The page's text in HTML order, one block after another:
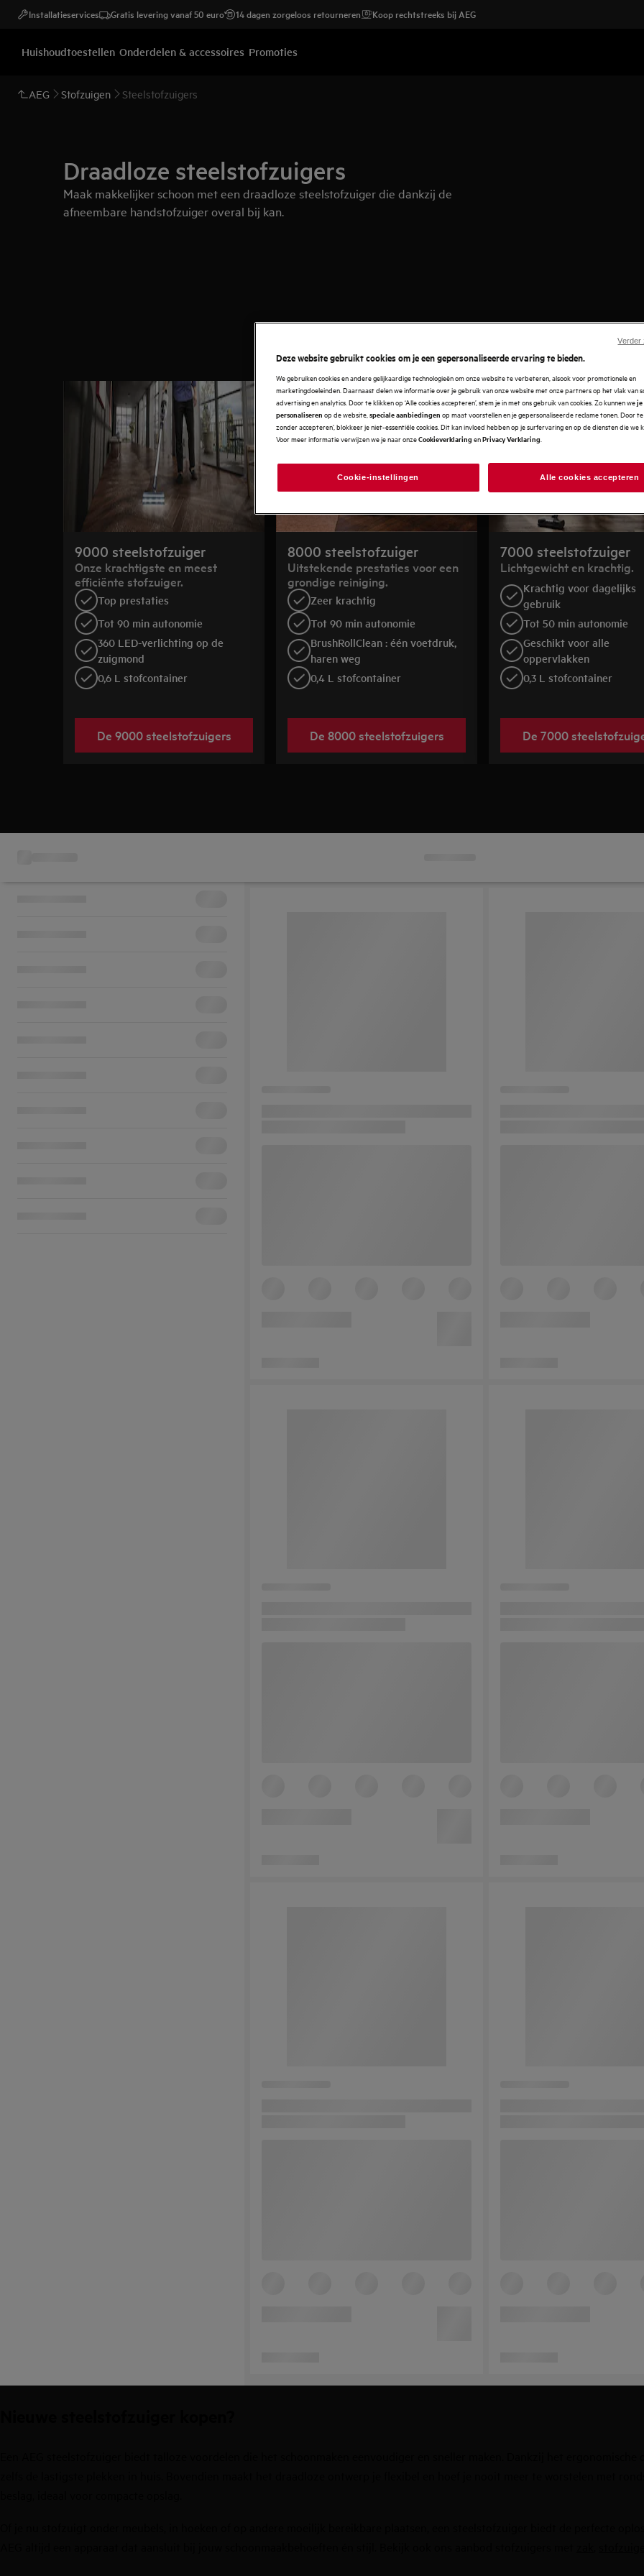
Installatieservices Gratis levering vanaf 50 euro 14 dagen zorgeloos retourneren Koop rechtstreeks bij AEG
Huishoudtoestellen Onderdelen & accessoires Promoties
AEG Stofzuigen Steelstofzuigers
Draadloze steelstofzuigers
Maak makkelijker schoon met een draadloze steelstofzuiger die dankzij de
afneembare handstofzuiger overal bij kan.
9000 steelstofzuiger
Onze krachtigste en meest
efficiënte stofzuiger.
Top prestaties
Tot 90 min autonomie
360 LED-verlichting op de
zuigmond
0,6 L stofcontainer
De 9000 steelstofzuigers
8000 steelstofzuiger
Uitstekende prestaties voor een
grondige reiniging.
Zeer krachtig
Tot 90 min autonomie
BrushRollClean : één voetdruk,
haren weg
0,4 L stofcontainer
De 8000 steelstofzuigers
7000 steelstofzuiger
Lichtgewicht en krachtig.
Krachtig voor dagelijks
gebruik
Tot 50 min autonomie
Geschikt voor alle
oppervlakken
0,3 L stofcontainer
De 7000
Deze website gebruikt cookies om je een gepersonaliseerde ervaring te bieden.
We gebruiken cookies en andere gelijkaardige technologieën om onze website te verbeteren, alsook voor promotionele en
marketingdoeleinden. Daarnaast delen we informatie over je gebruik van onze website met onze partners op het vlak van
advertising en analytics. Door te klikken op ‘Alle cookies accepteren’, stem je in met ons gebruik van cookies. Zo kunnen we
personaliseren op de website, speciale aanbiedingen op maat voorstellen en je gepersonaliseerde reclame tonen. Door
zonder accepteren’, blokkeer je niet-essentiële cookies. Dit kan invloed hebben op je surfervaring en op de diensten die we
Voor meer informatie verwijzen we je naar onzeCookieverklaring enPrivacy Verklaring
Cookie-instellingen Alle cookies accepteren
Verder